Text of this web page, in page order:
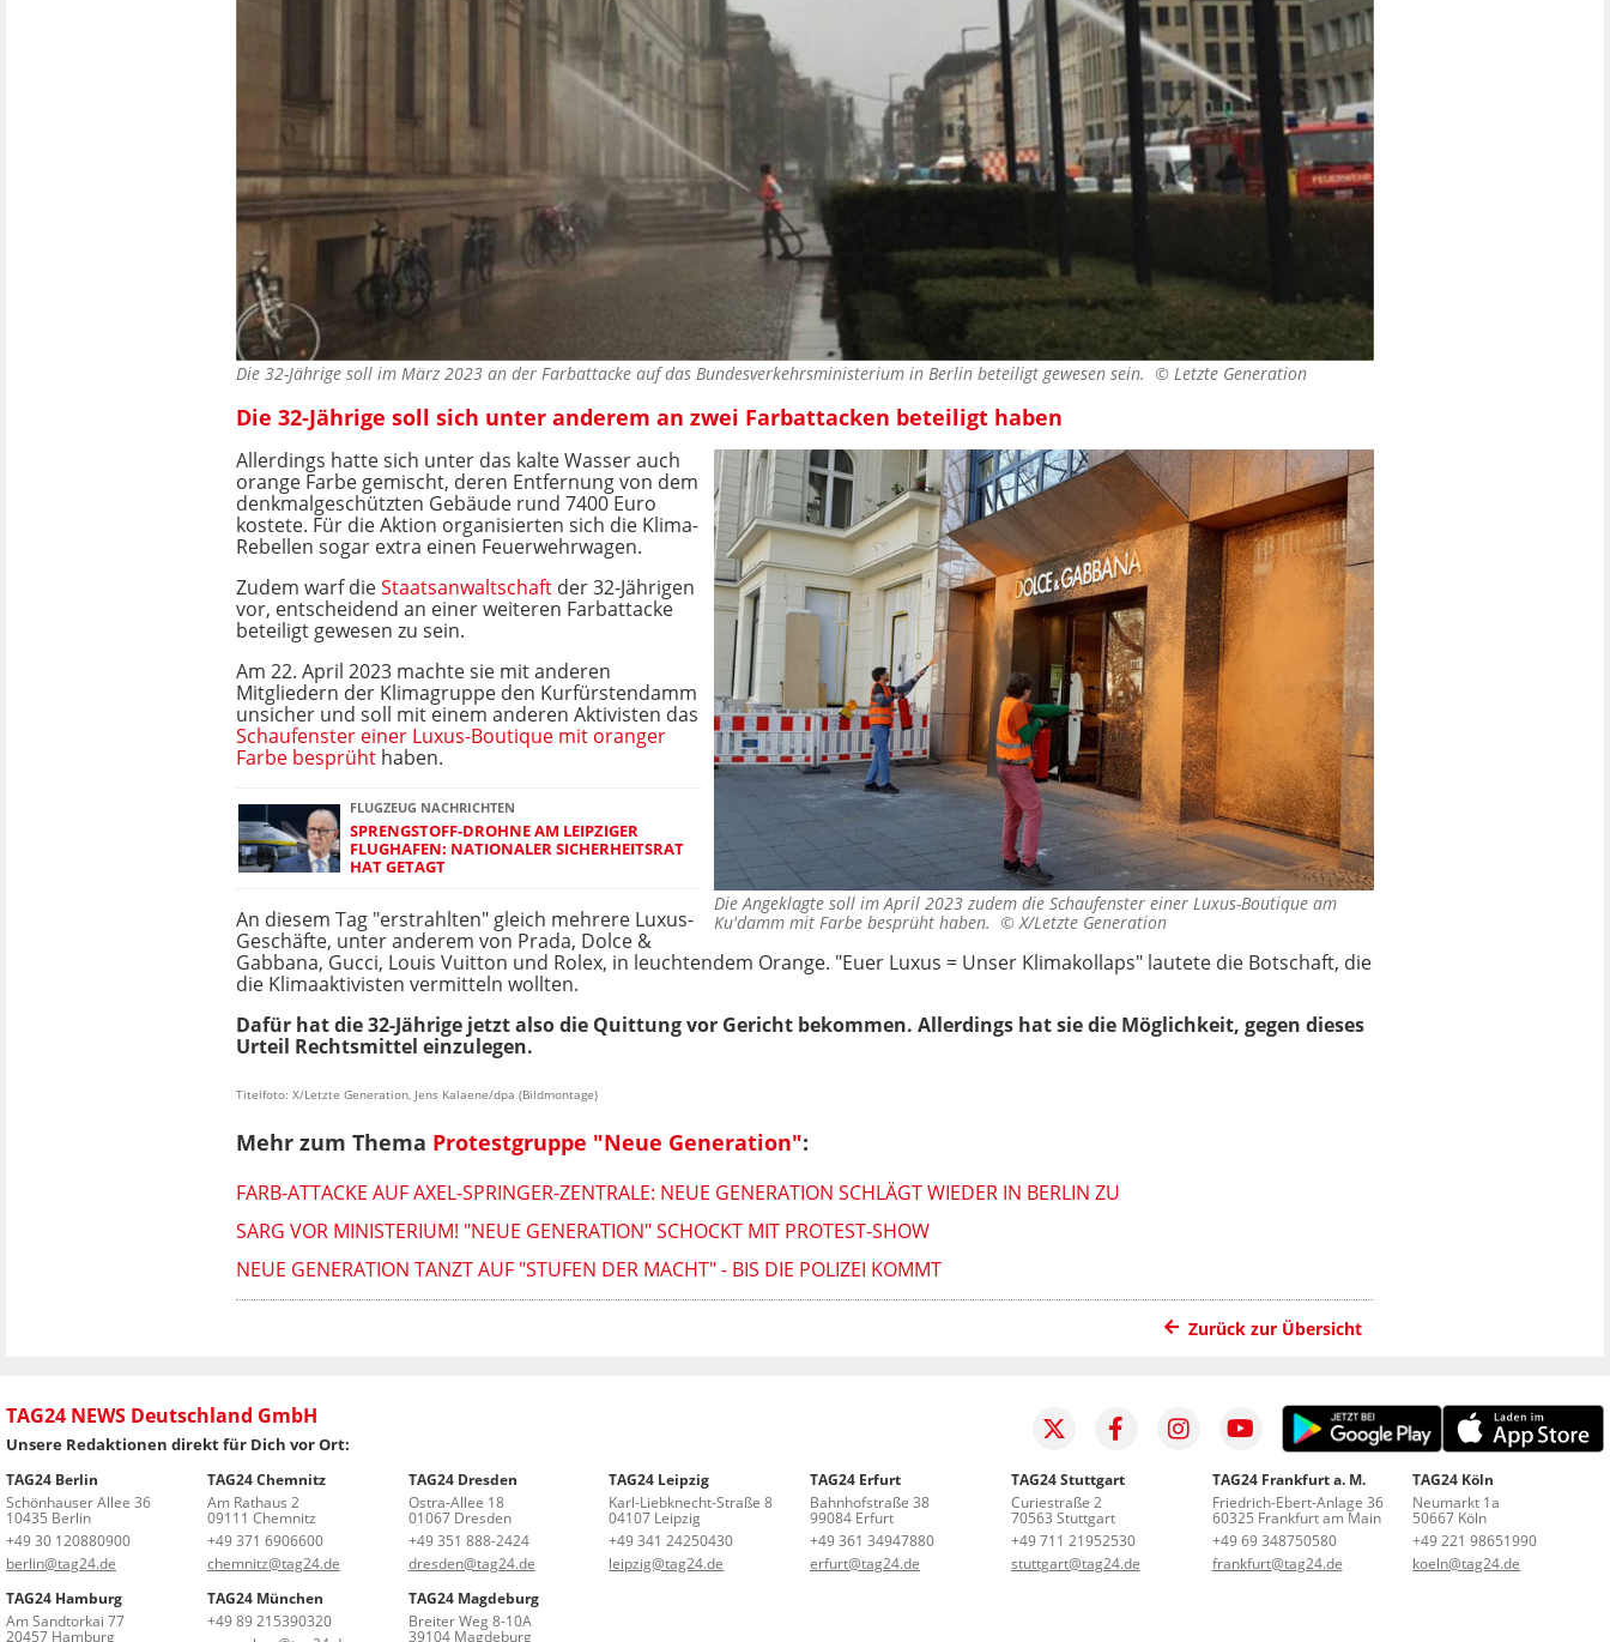
Die 32-Jährige soll im März 2023 an der Farbattacke auf das Bundesverkehrsministerium in Berlin beteiligt gewesen sein. © Letzte Generation
Die 32-Jährige soll sich unter anderem an zwei Farbattacken beteiligt haben
Die Angeklagte soll im April 2023 zudem die Schaufenster einer Luxus-Boutique am
Ku'damm mit Farbe besprüht haben. © X/Letzte Generation
Allerdings hatte sich unter das kalte Wasser auch
orange Farbe gemischt, deren Entfernung von dem
denkmalgeschützten Gebäude rund 7400 Euro
kostete. Für die Aktion organisierten sich die Klima-
Rebellen sogar extra einen Feuerwehrwagen.
Zudem warf dieStaatsanwaltschaft der 32-Jährigen
vor, entscheidend an einer weiteren Farbattacke
beteiligt gewesen zu sein.
Am 22. April 2023 machte sie mit anderen
Mitgliedern der Klimagruppe den Kurfürstendamm
unsicher und soll mit einem anderen Aktivisten das
Schaufenster einer Luxus-Boutique mit oranger
Farbe besprüht haben.
FLUGZEUG NACHRICHTEN
SPRENGSTOFF-DROHNE AM LEIPZIGER
FLUGHAFEN: NATIONALER SICHERHEITSRAT
HAT GETAGT
An diesem Tag "erstrahlten" gleich mehrere Luxus-
Geschäfte, unter anderem von Prada, Dolce &
Gabbana, Gucci, Louis Vuitton und Rolex, in leuchtendem Orange. "Euer Luxus = Unser Klimakollaps" lautete die Botschaft, die
die Klimaaktivisten vermitteln wollten.
Dafür hat die 32-Jährige jetzt also die Quittung vor Gericht bekommen. Allerdings hat sie die Möglichkeit, gegen dieses
Urteil Rechtsmittel einzulegen.
Titelfoto: X/Letzte Generation, Jens Kalaene/dpa (Bildmontage)
Mehr zum Thema Protestgruppe "Neue Generation":
FARB-ATTACKE AUF AXEL-SPRINGER-ZENTRALE: NEUE GENERATION SCHLÄGT WIEDER IN BERLIN ZU
SARG VOR MINISTERIUM! "NEUE GENERATION" SCHOCKT MIT PROTEST-SHOW
NEUE GENERATION TANZT AUF "STUFEN DER MACHT" - BIS DIE POLIZEI KOMMT
Zurück zur Übersicht
TAG24 NEWS Deutschland GmbH
Unsere Redaktionen direkt für Dich vor Ort:
TAG24 Berlin
Schönhauser Allee 36
10435 Berlin
+49 30 120880900
berlin@tag24.de
TAG24 Chemnitz
Am Rathaus 2
09111 Chemnitz
+49 371 6906600
chemnitz@tag24.de
TAG24 Dresden
Ostra-Allee 18
01067 Dresden
+49 351 888-2424
dresden@tag24.de
TAG24 Leipzig
Karl-Liebknecht-Straße 8
04107 Leipzig
+49 341 24250430
leipzig@tag24.de
TAG24 Erfurt
Bahnhofstraße 38
99084 Erfurt
+49 361 34947880
erfurt@tag24.de
TAG24 Stuttgart
Curiestraße 2
70563 Stuttgart
+49 711 21952530
stuttgart@tag24.de
TAG24 Frankfurt a. M.
Friedrich-Ebert-Anlage 36
60325 Frankfurt am Main
+49 69 348750580
frankfurt@tag24.de
TAG24 Köln
Neumarkt 1a
50667 Köln
+49 221 98651990
koeln@tag24.de
TAG24 Hamburg
Am Sandtorkai 77
20457 Hamburg
TAG24 München
+49 89 215390320
TAG24 Magdeburg
Breiter Weg 8-10A
39104 Magdeburg